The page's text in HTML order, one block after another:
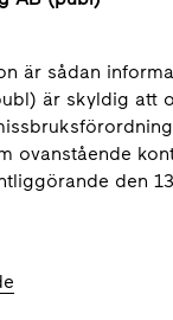
är sådan
är skyldig att
ovanstående
den